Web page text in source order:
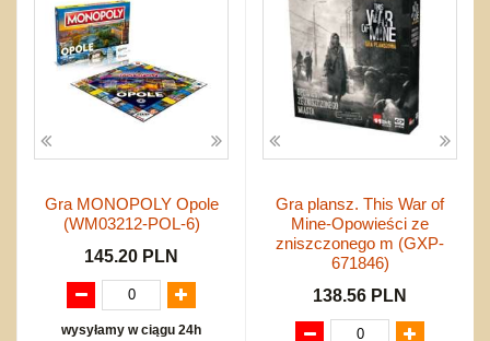
Gra MONOPOLY Opole
(WM03212-POL-6)
145.20 PLN
wysyłamy w ciągu 24h
Gra plansz. This War of
Mine-Opowieści ze
zniszczonego m (GXP-
671846)
138.56 PLN